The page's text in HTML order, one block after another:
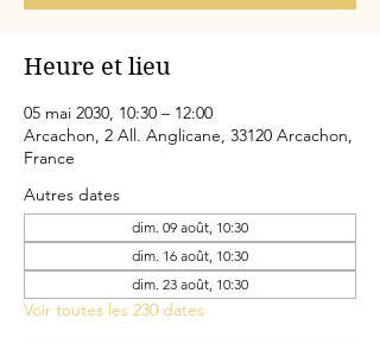
Heure et lieu
05 mai 2030, 10:30 – 12:00
Arcachon, 2 All. Anglicane, 33120 Arcachon,
France
Autres dates
dim. 09 août, 10:30
dim. 16 août, 10:30
dim. 23 août, 10:30
Voir toutes les 230 dates